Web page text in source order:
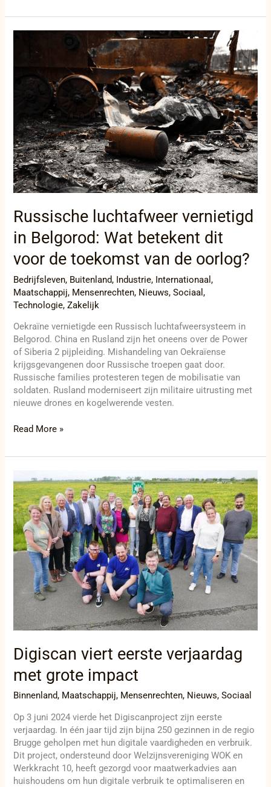
Russische luchtafweer vernietigd
in Belgorod: Wat betekent dit
voor de toekomst van de oorlog?
Bedrijfsleven, Buitenland, Industrie, Internationaal,
Maatschappij, Mensenrechten, Nieuws,Sociaal,
Technologie,Zakelijk
Oekraïne vernietigde een Russisch luchtafweersysteem in
Belgorod. China en Rusland zijn het oneens over de Power
of Siberia 2 pijpleiding. Mishandeling van Oekraïense
krijgsgevangenen door Russische troepen gaat door.
Russische families protesteren tegen de mobilisatie van
soldaten. Rusland moderniseert zijn militaire uitrusting met
nieuwe drones en kogelwerende vesten.
Belgorod:
dit
voor
de
toekomst
van
de
Read More »
Digiscan viert eerste verjaardag
met grote impact
Binnenland, Maatschappij, Mensenrechten, Nieuws,Sociaal
Op 3 juni 2024 vierde het Digiscanproject zijn eerste
verjaardag. In één jaar tijd zijn bijna 250 gezinnen in de regio
Brugge geholpen met hun digitale vaardigheden en verbruik.
Dit project, ondersteund door Welzijnsvereniging WOK en
Werkkracht 10, heeft gezorgd voor maatwerkadvies aan
huishoudens om hun digitale verbruik te optimaliseren en
Digiscan
viert
eerste
verjaardag
met
grote
impact